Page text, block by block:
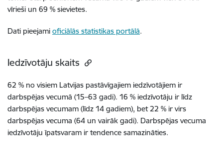
vīrieši un 69 % sievietes.
Dati pieejami oficiālās statistikas portālā.
Iedzīvotāju skaits
62 % no visiem Latvijas pastāvīgajiem iedzīvotājiem ir
darbspējas vecumā (15–63 gadi). 16 % iedzīvotāju ir līdz
darbspējas vecumam (līdz 14 gadiem), bet 22 % ir virs
darbspējas vecuma (64 un vairāk gadi). Darbspējas vecuma
iedzīvotāju īpatsvaram ir tendence samazināties.